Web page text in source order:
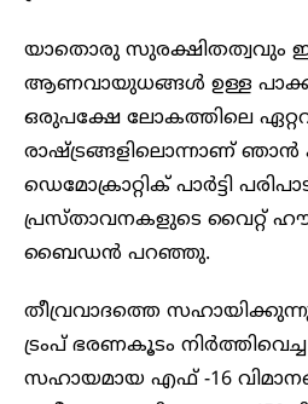
യാതൊരു സുരക്ഷിതത്വവും
ആണവായുധങ്ങൾ ഉള്ള
ഒരുപക്ഷേ ലോകത്തിലെ
രാഷ്ട്രങ്ങളിലൊന്നാണ്
ഡെമോക്രാറ്റിക് പാർട്ടി
പ്രസ്താവനകളുടെ വൈറ്റ്
ബൈഡൻ പറഞ്ഞു.
തീവ്രവാദത്തെ
ട്രംപ് ഭരണകൂടം
സഹായമായ എഫ് -16